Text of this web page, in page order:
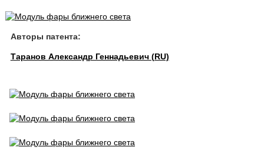
Авторы патента:
Таранов Александр Геннадьевич (RU)